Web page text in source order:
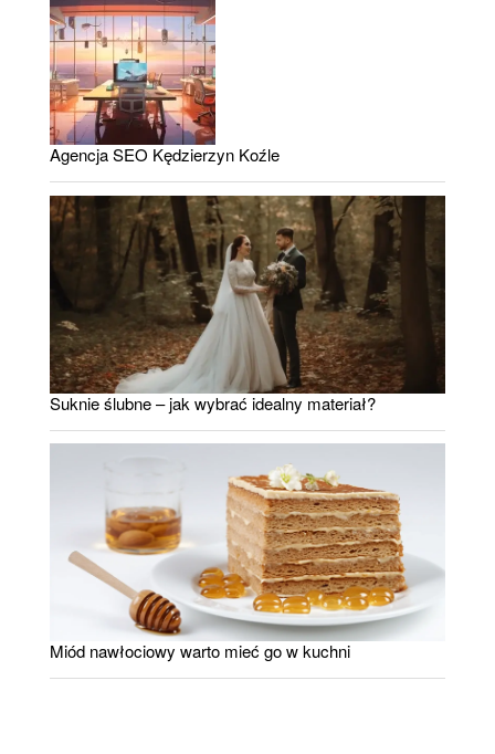
Agencja SEO Kędzierzyn Koźle
Suknie ślubne – jak wybrać idealny materiał?
Miód nawłociowy warto mieć go w kuchni